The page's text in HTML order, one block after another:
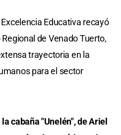
Educativa recayó
de Venado Tuerto,
trayectoria en la
para el sector
cabaña "Unelén", de Ariel